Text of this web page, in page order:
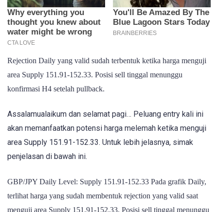
Rejection Daily yang valid sudah terbentuk ketika harga menguji
area Supply 151.91-152.33. Posisi sell tinggal menunggu
konfirmasi H4 setelah pullback.
Assalamualaikum dan selamat pagi… Peluang entry kali ini
akan memanfaatkan potensi harga melemah ketika menguji
area Supply 151.91-152.33. Untuk lebih jelasnya, simak
penjelasan di bawah ini.
GBP/JPY Daily Level: Supply 151.91-152.33 Pada grafik Daily,
terlihat harga yang sudah membentuk rejection yang valid saat
menguji area Supply 151.91-152.33. Posisi sell tinggal menunggu